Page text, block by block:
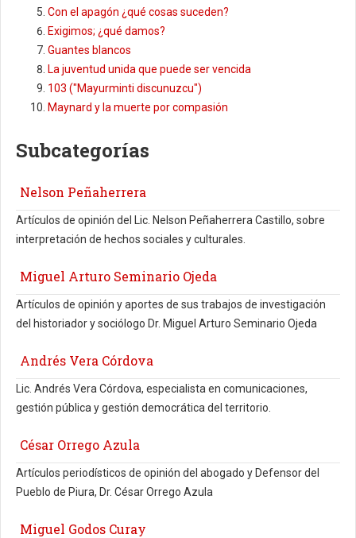
Con el apagón ¿qué cosas suceden?
Exigimos; ¿qué damos?
Guantes blancos
La juventud unida que puede ser vencida
103 ("Mayurminti discunuzcu")
Maynard y la muerte por compasión
Subcategorías
Nelson Peñaherrera
Artículos de opinión del Lic. Nelson Peñaherrera Castillo, sobre
interpretación de hechos sociales y culturales.
Miguel Arturo Seminario Ojeda
Artículos de opinión y aportes de sus trabajos de investigación
del historiador y sociólogo Dr. Miguel Arturo Seminario Ojeda
Andrés Vera Córdova
Lic. Andrés Vera Córdova, especialista en comunicaciones,
gestión pública y gestión democrática del territorio.
César Orrego Azula
Artículos periodísticos de opinión del abogado y Defensor del
Pueblo de Piura, Dr. César Orrego Azula
Miguel Godos Curay